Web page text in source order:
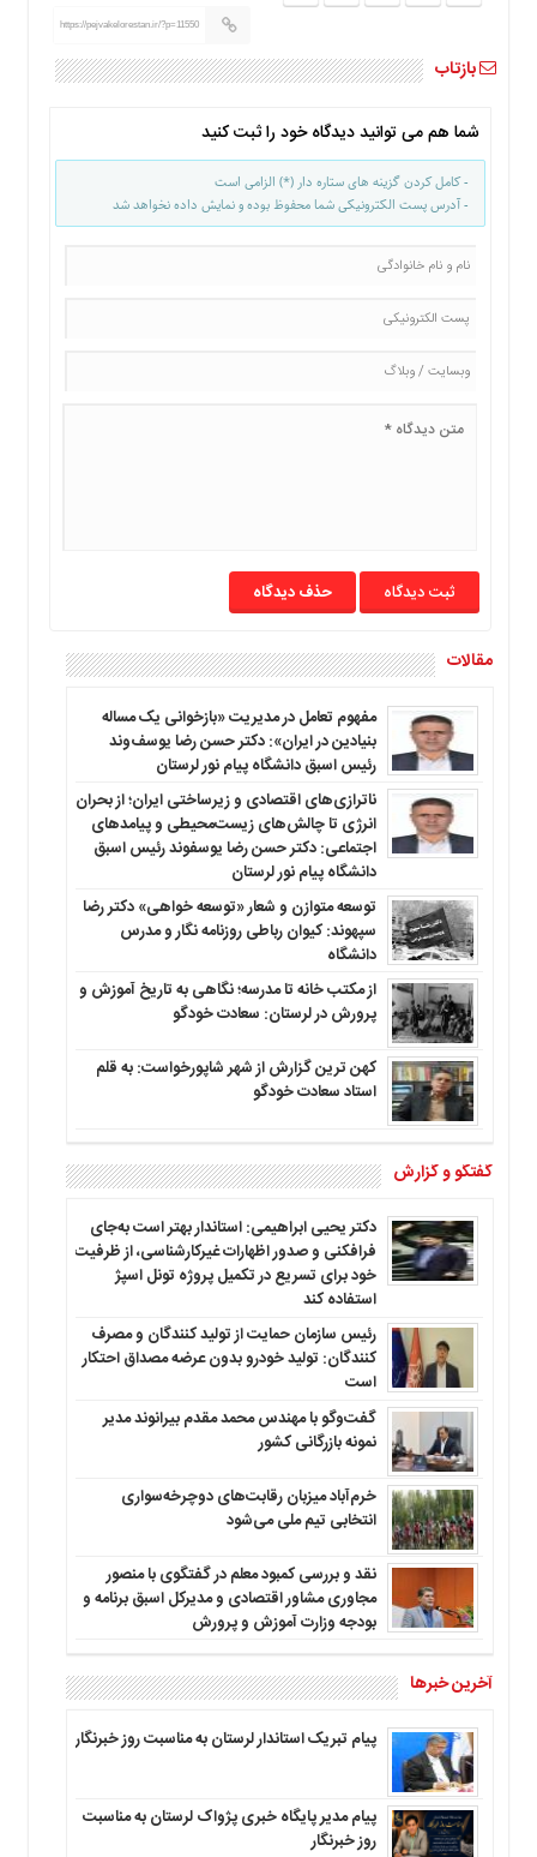
https://pejvakelorestan.ir/?p=11550
بازتاب
شما هم می توانید دیدگاه خود را ثبت کنید
- کامل کردن گزینه های ستاره دار (*) الزامی است
- آدرس پست الکترونیکی شما محفوظ بوده و نمایش داده نخواهد شد
حذف دیدگاه
مقالات
مفهوم تعامل در مدیریت «بازخوانی یک مساله
بنیادین در ایران»: دکتر حسن رضا یوسف‌وند
رئیس اسبق دانشگاه پیام نور لرستان
ناترازی‌های اقتصادی و زیرساختی ایران؛ از بحران
انرژی تا چالش‌های زیست‌محیطی و پیامدهای
اجتماعی: دکتر حسن رضا یوسفوند رئیس اسبق
دانشگاه پیام نور لرستان
توسعه متوازن و شعار «توسعه خواهی» دکتر رضا
سپهوند: کیوان رباطی روزنامه نگار و مدرس
دانشگاه
از مکتب خانه تا مدرسه؛ نگاهی به تاریخ آموزش و
پرورش در لرستان: سعادت خودگو
کهن ترین گزارش از شهر شاپورخواست: به قلم
استاد سعادت خودگو
گفتگو و گزارش
دکتر یحیی ابراهیمی: استاندار بهتر است به‌جای
فرافکنی و صدور اظهارات غیرکارشناسی، از ظرفیت
خود برای تسریع در تکمیل پروژه تونل اسپژ
استفاده کند
رئیس سازمان حمایت از تولید کنندگان و مصرف
کنندگان: تولید خودرو بدون عرضه مصداق احتکار
است
گفت‌وگو با مهندس محمد مقدم بیرانوند مدیر
نمونه بازرگانی کشور
خرم‌آباد میزبان رقابت‌های دوچرخه‌سواری
انتخابی تیم ملی می‌شود
نقد و بررسی کمبود معلم در گفتگوی با منصور
مجاوری مشاور اقتصادی و مدیرکل اسبق برنامه و
بودجه وزارت آموزش و پرورش
آخرین خبرها
پیام تبریک استاندار لرستان به‌ مناسبت روز خبرنگار
پیام مدیر پایگاه خبری پژواک لرستان به مناسبت
روز خبرنگار